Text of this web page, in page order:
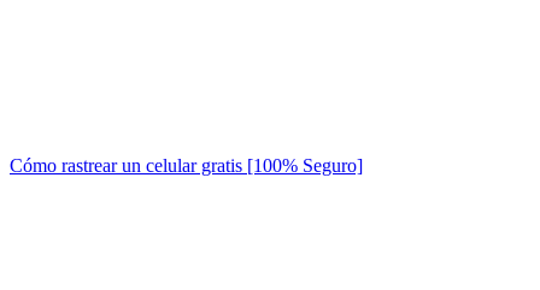
Cómo rastrear un celular gratis [100% Seguro]